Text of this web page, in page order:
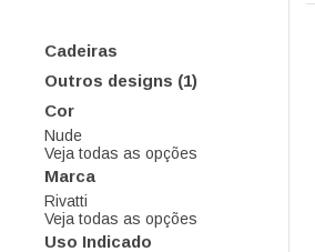
Cadeiras
Outros designs (1)
Cor
Nude
Veja todas as opções
Marca
Rivatti
Veja todas as opções
Uso Indicado